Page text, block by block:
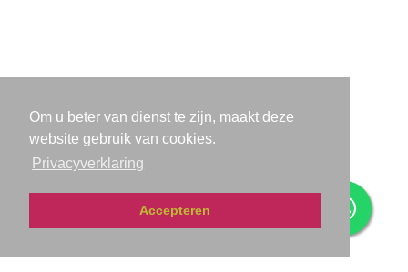
Om u beter van dienst te zijn, maakt deze
website gebruik van cookies.
Privacyverklaring
Accepteren
Aarzel dan niet langer encontacteer
onsvandaag nog!
Contact